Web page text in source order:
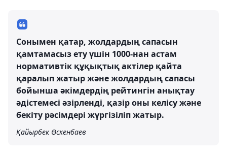
Сонымен қатар, жолдардың сапасын
қамтамасыз ету үшін 1000-нан астам
нормативтік құқықтық актілер қайта
қаралып жатыр және жолдардың сапасы
бойынша әкімдердің рейтингін анықтау
әдістемесі әзірленді, қазір оны келісу және
бекіту рәсімдері жүргізіліп жатыр.
Қайырбек Өскенбаев